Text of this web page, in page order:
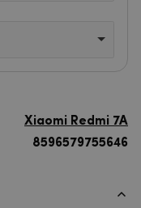
Xiaomi Redmi 7A
8596579755646